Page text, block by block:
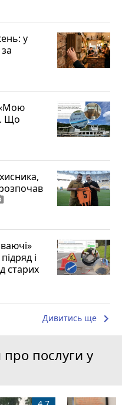
у
«Мою
Що
і
старих
Дивитись ще keyboard_arrow_right
про послуги у